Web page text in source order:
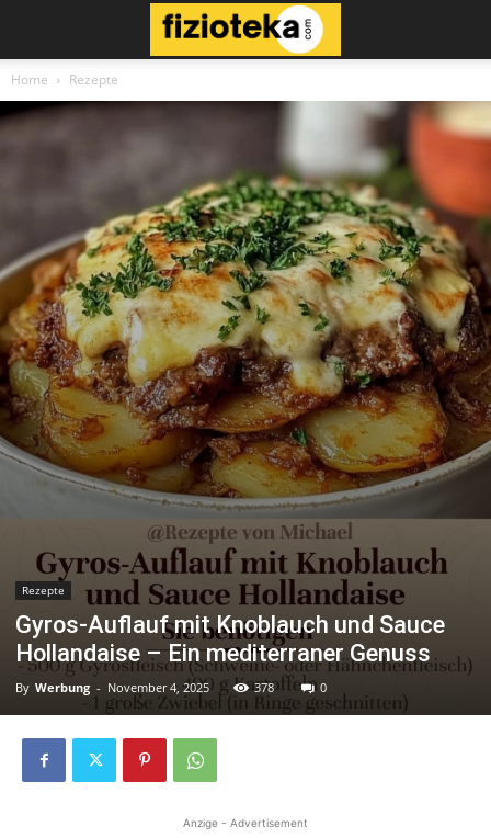
Home Rezepte
Rezepte
Gyros-Auflauf mit Knoblauch und Sauce
Hollandaise – Ein mediterraner Genuss
By Werbung - November 4, 2025 378 0
Anzige - Advertisement